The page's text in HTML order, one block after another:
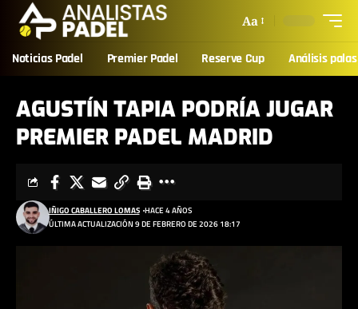
Aa
Noticias Padel Premier Padel Reserve Cup Análisis palas
AGUSTÍN TAPIA PODRÍA JUGAR
PREMIER PADEL MADRID
ÚLTIMA ACTUALIZACIÓN 9 DE FEBRERO DE 2026 18:17
IÑIGO CABALLERO LOMAS HACE 4 AÑOS